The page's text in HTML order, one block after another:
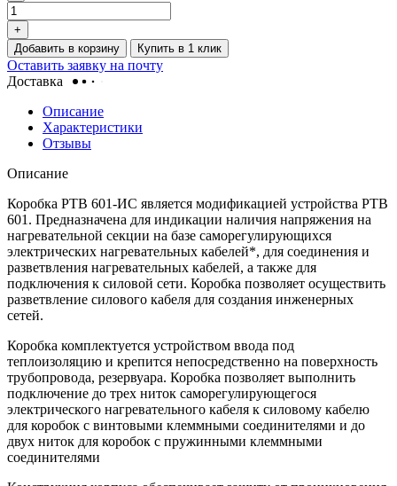
+
Добавить в корзину
Купить в 1 клик
Оставить заявку на почту
Доставка
Описание
Характеристики
Отзывы
Описание
Коробка РТВ 601-ИС является модификацией устройства РТВ
601. Предназначена для индикации наличия напряжения на
нагревательной секции на базе саморегулирующихся
электрических нагревательных кабелей*, для соединения и
разветвления нагревательных кабелей, а также для
подключения к силовой сети. Коробка позволяет осуществить
разветвление силового кабеля для создания инженерных
сетей.
Коробка комплектуется устройством ввода под
теплоизоляцию и крепится непосредственно на поверхность
трубопровода, резервуара. Коробка позволяет выполнить
подключение до трех ниток саморегулирующегося
электрического нагревательного кабеля к силовому кабелю
для коробок с винтовыми клеммными соединителями и до
двух ниток для коробок с пружинными клеммными
соединителями